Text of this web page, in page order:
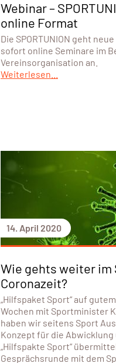
Webinar –
online Format
Die SPORTUNION geht
sofort online Seminare im
Vereinsorganisation an.
Weiterlesen...
14. April 2020
Wie gehts weiter im
Coronazeit?
„Hilfspaket Sport“ auf
Wochen mit Sportminister
haben wir seitens Sport
Konzept für die
„Hilfspakte Sport“
Gesprächsrunde mit dem